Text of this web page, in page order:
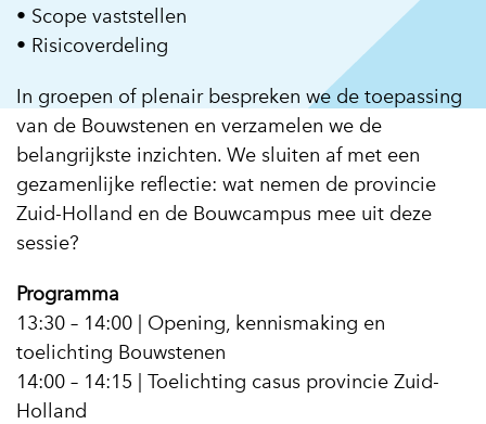
• Scope vaststellen
• Risicoverdeling
In groepen of plenair bespreken we de toepassing
van de Bouwstenen en verzamelen we de
belangrijkste inzichten. We sluiten af met een
gezamenlijke reflectie: wat nemen de provincie
Zuid-Holland en de Bouwcampus mee uit deze
sessie?
Programma
13:30 – 14:00 | Opening, kennismaking en
toelichting Bouwstenen
14:00 – 14:15 | Toelichting casus provincie Zuid-
Holland